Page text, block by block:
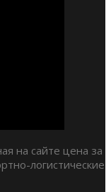
на сайте цена за
логистические